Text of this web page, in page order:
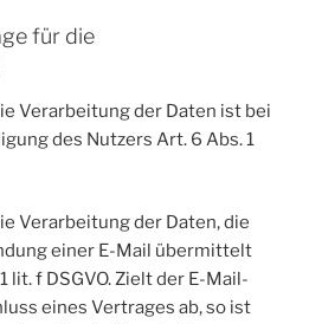
für die
Verarbeitung der Daten ist bei
des Nutzers Art. 6 Abs. 1
Verarbeitung der Daten, die
einer E-Mail übermittelt
lit. f DSGVO. Zielt der E-Mail-
eines Vertrages ab, so ist